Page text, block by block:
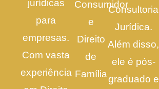
jurídicas
para
empresas.
Com vasta
experiência
Consumidor
e
Direito
de
Família
Consultoria
Jurídica.
Além disso,
ele é pós-
graduado e